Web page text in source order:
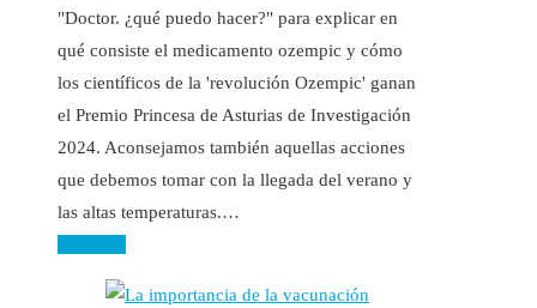
"Doctor. ¿qué puedo hacer?" para explicar en
qué consiste el medicamento ozempic y cómo
los científicos de la 'revolución Ozempic' ganan
el Premio Princesa de Asturias de Investigación
2024. Aconsejamos también aquellas acciones
que debemos tomar con la llegada del verano y
las altas temperaturas.…